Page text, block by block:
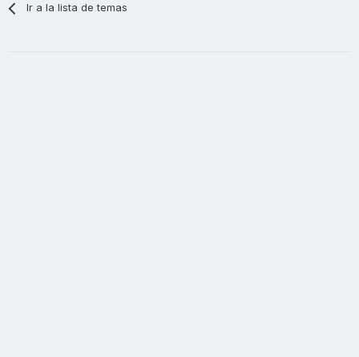
Ir a la lista de temas